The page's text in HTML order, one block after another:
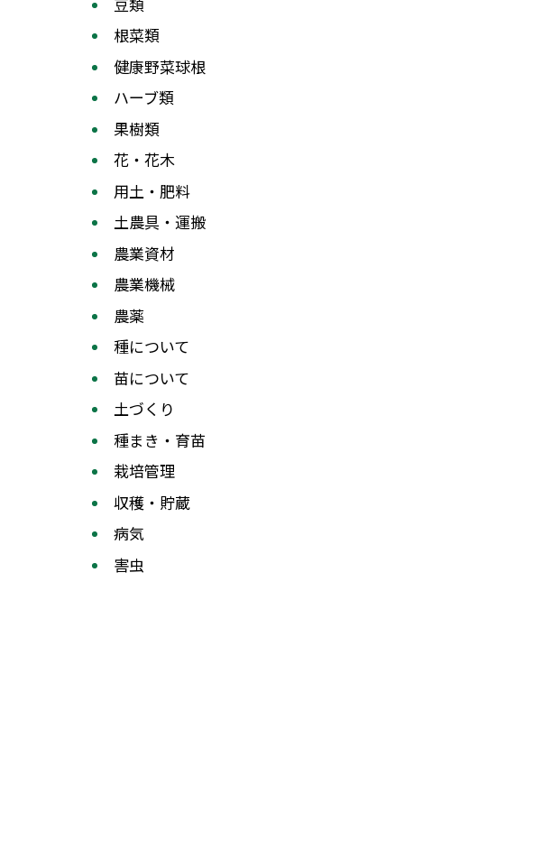
根菜類
健康野菜球根
ハーブ類
果樹類
花・花木
用土・肥料
土農具・運搬
農業資材
農業機械
農薬
種について
苗について
土づくり
種まき・育苗
栽培管理
収穫・貯蔵
病気
害虫